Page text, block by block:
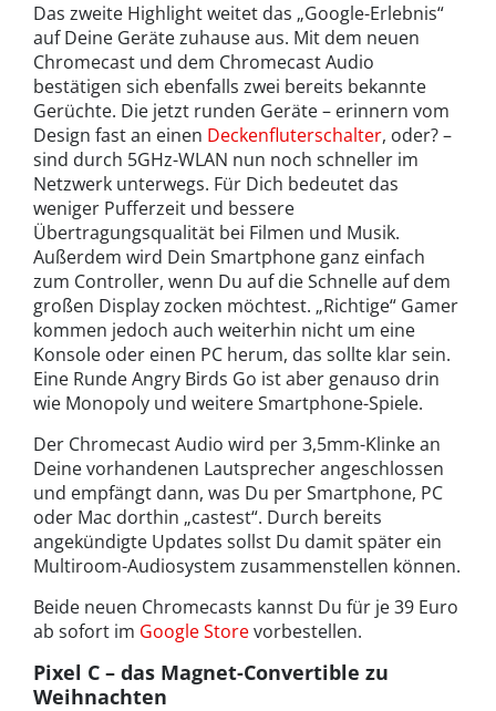
Das zweite Highlight weitet das „Google-Erlebnis“
auf Deine Geräte zuhause aus. Mit dem neuen
Chromecast und dem Chromecast Audio
bestätigen sich ebenfalls zwei bereits bekannte
Gerüchte. Die jetzt runden Geräte – erinnern vom
Design fast an einen Deckenfluterschalter, oder? –
sind durch 5GHz-WLAN nun noch schneller im
Netzwerk unterwegs. Für Dich bedeutet das
weniger Pufferzeit und bessere
Übertragungsqualität bei Filmen und Musik.
Außerdem wird Dein Smartphone ganz einfach
zum Controller, wenn Du auf die Schnelle auf dem
großen Display zocken möchtest. „Richtige“ Gamer
kommen jedoch auch weiterhin nicht um eine
Konsole oder einen PC herum, das sollte klar sein.
Eine Runde Angry Birds Go ist aber genauso drin
wie Monopoly und weitere Smartphone-Spiele.
Der Chromecast Audio wird per 3,5mm-Klinke an
Deine vorhandenen Lautsprecher angeschlossen
und empfängt dann, was Du per Smartphone, PC
oder Mac dorthin „castest“. Durch bereits
angekündigte Updates sollst Du damit später ein
Multiroom-Audiosystem zusammenstellen können.
Beide neuen Chromecasts kannst Du für je 39 Euro
ab sofort im Google Storevorbestellen.
Pixel C – das Magnet-Convertible zu
Weihnachten